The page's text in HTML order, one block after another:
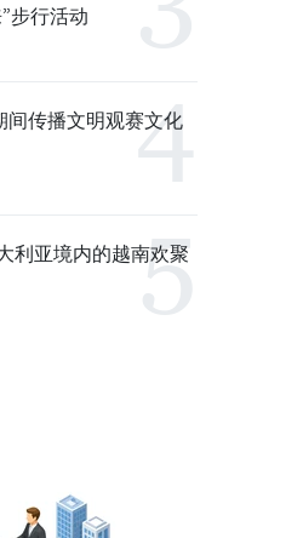
步行活动
间传播文明观赛文化
利亚境内的越南欢聚